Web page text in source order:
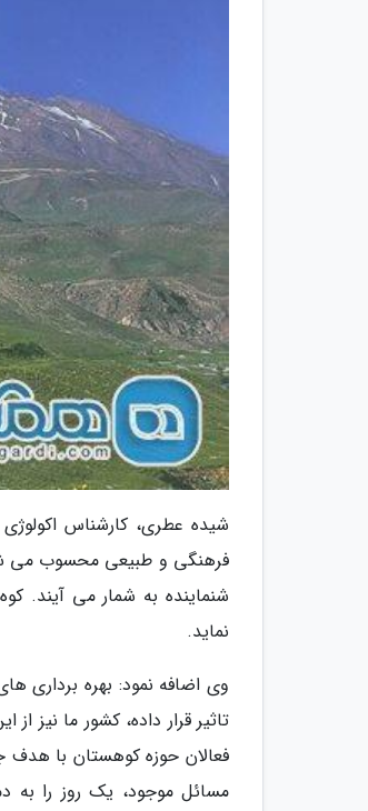
شیده عطری، کارشناس
فرهنگی و طبیعی محسوب می
شنماینده به شمار می آیند.
نماید.
وی اضافه نمود: بهره برداری
تاثیر قرار داده، کشور ما نیز
فعالان حوزه کوهستان با
مسائل موجود، یک روز را به